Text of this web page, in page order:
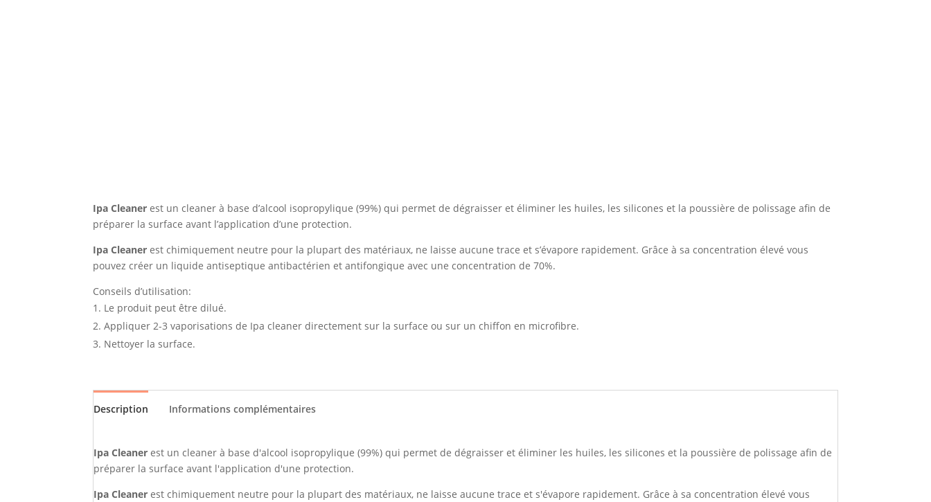
Ipa Cleanerest un cleaner à base d’alcool isopropylique (99%) qui permet de dégraisser et éliminer les huiles, les silicones et la poussière de polissage afin de
préparer la surface avant l’application d’une protection.
Ipa Cleanerest chimiquement neutre pour la plupart des matériaux, ne laisse aucune trace et s’évapore rapidement. Grâce à sa concentration élevé vous
pouvez créer un liquide antiseptique antibactérien et antifongique avec une concentration de 70%.
Conseils d’utilisation:
Le produit peut être dilué.
Appliquer 2-3 vaporisations de Ipa cleaner directement sur la surface ou sur un chiffon en microfibre.
Nettoyer la surface.
Description Informations complémentaires
Ipa Cleanerest un cleaner à base d'alcool isopropylique (99%) qui permet de dégraisser et éliminer les huiles, les silicones et la poussière de polissage afin de
préparer la surface avant l'application d'une protection.
Ipa Cleanerest chimiquement neutre pour la plupart des matériaux, ne laisse aucune trace et s'évapore rapidement. Grâce à sa concentration élevé vous